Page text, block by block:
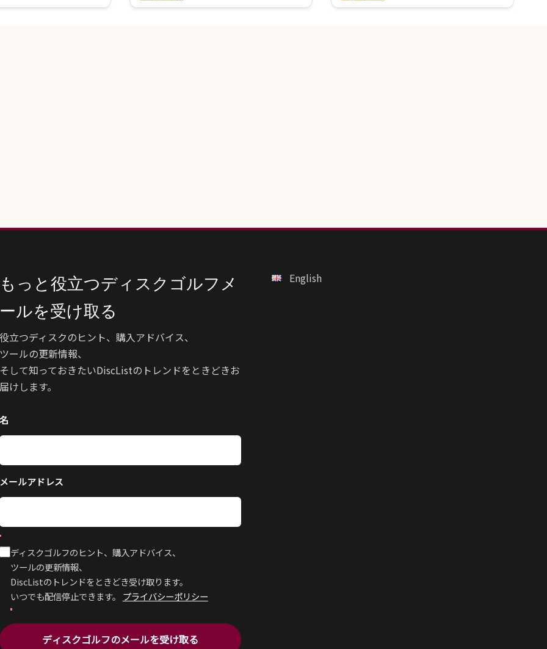
っと役立つディスクゴルフメ
ルを受け取る
立つディスクのヒント、購入アドバイス、
ールの更新情報、
して知っておきたいDiscListのトレンドをときどきお
けします。
ールアドレス
ディスクゴルフのヒント、購入アドバイス、
ツールの更新情報、
DiscListのトレンドをときどき受け取ります。
いつでも配信停止できます。 プライバシーポリシー
ディスクゴルフのメールを受け取る
English